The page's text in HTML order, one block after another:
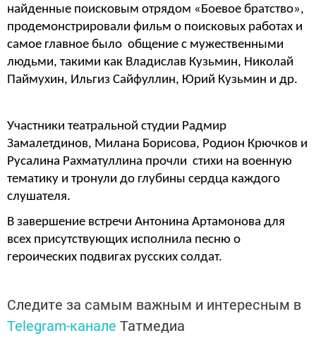
найденные поисковым отрядом «Боевое братство»,
продемонстрировали фильм о поисковых работах и
самое главное было общение с мужественными
людьми, такими как Владислав Кузьмин, Николай
Паймухин, Ильгиз Сайфуллин, Юрий Кузьмин и др.
Участники театральной студии Радмир
Замалетдинов, Милана Борисова, Родион Крючков и
Русалина Рахматуллина прочли стихи на военную
тематику и тронули до глубины сердца каждого
слушателя.
В завершение встречи Антонина Артамонова для
всех присутствующих исполнила песню о
героических подвигах русских солдат.
Следите за самым важным и интересным в
Telegram-канале Татмедиа